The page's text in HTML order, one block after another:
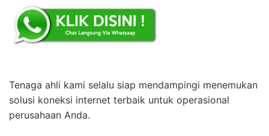
Tenaga ahli kami selalu siap mendampingi menemukan
solusi koneksi internet terbaik untuk operasional
perusahaan Anda.